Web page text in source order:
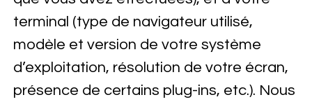
terminal (type de navigateur utilisé,
modèle et version de votre système
d’exploitation, résolution de votre écran,
présence de certains plug-ins, etc.). Nous